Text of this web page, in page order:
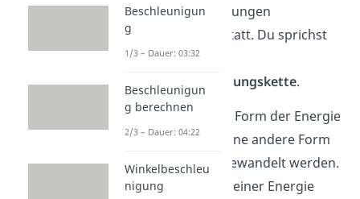
Energieumwandlungen
hintere
inander statt. Du sprichst
dann von einer
Energieumwandlungskette.
Jedoch kann eine Form der Energie
nie komplett in eine andere Form
der Energie umgewandelt werden.
Oft wird ein Teil seiner Energie
Beschleunigun
g
1/3 – Dauer: 03:32
Beschleunigun
g berechnen
2/3 – Dauer: 04:22
Winkelbeschleu
nigung